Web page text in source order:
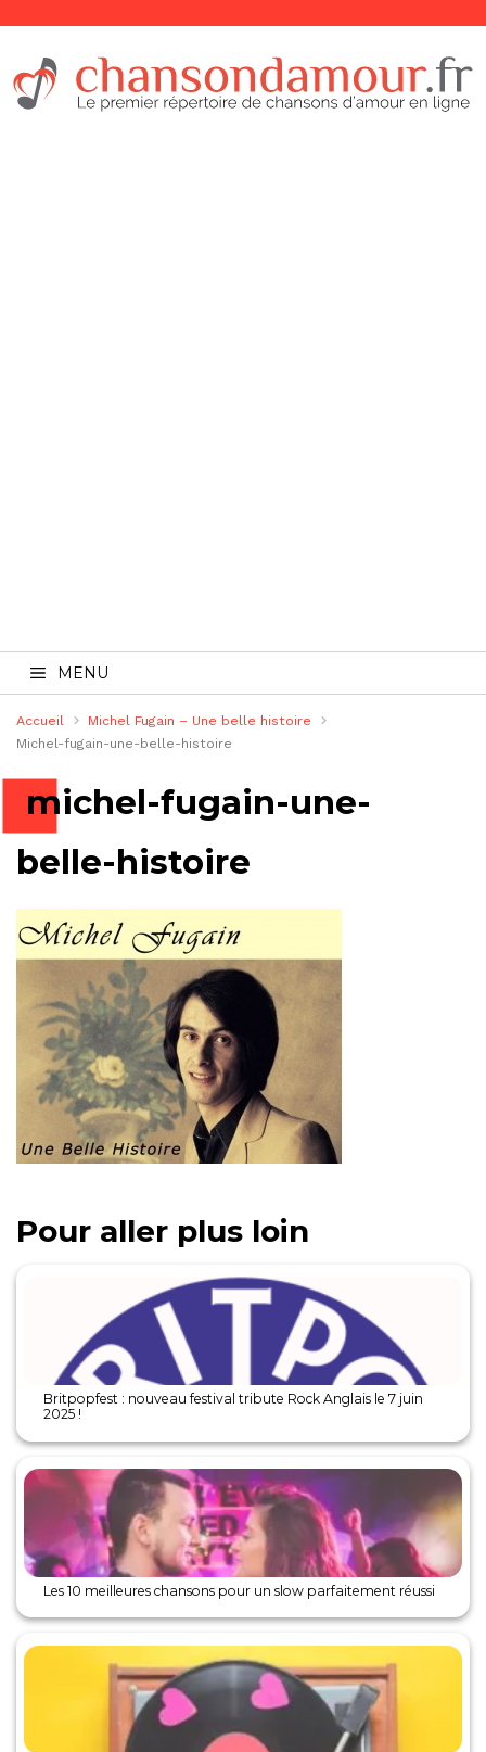
MENU
Accueil
Michel Fugain – Une belle histoire
Michel-fugain-une-belle-histoire
michel-fugain-une-
belle-histoire
Pour aller plus loin
Britpopfest : nouveau festival tribute Rock Anglais le 7 juin
2025 !
Les 10 meilleures chansons pour un slow parfaitement réussi